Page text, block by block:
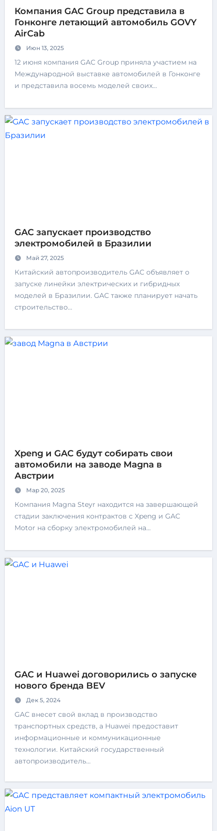
Компания GAC Group представила в
Гонконге летающий автомобиль GOVY
AirCab
Июн 13, 2025
12 июня компания GAC Group приняла участием на
Международной выставке автомобилей в Гонконге
и представила восемь моделей своих…
GAC запускает производство
электромобилей в Бразилии
Май 27, 2025
Китайский автопроизводитель GAC объявляет о
запуске линейки электрических и гибридных
моделей в Бразилии. GAC также планирует начать
строительство…
Xpeng и GAC будут собирать свои
автомобили на заводе Magna в
Австрии
Мар 20, 2025
Компания Magna Steyr находится на завершающей
стадии заключения контрактов с Xpeng и GAC
Motor на сборку электромобилей на…
GAC и Huawei договорились о запуске
нового бренда BEV
Дек 5, 2024
GAC внесет свой вклад в производство
транспортных средств, а Huawei предоставит
информационные и коммуникационные
технологии. Китайский государственный
автопроизводитель…